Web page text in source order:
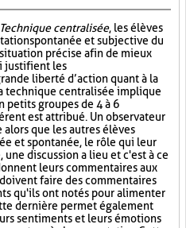
centralisée, les élèves
spontanée et subjective du
précise afin de mieux
justifient les
liberté d’action quant à la
technique centralisée implique
petits groupes de 4 à 6
est attribué. Un observateur
alors que les autres élèves
et spontanée, le rôle qui leur
discussion a lieu et c'est à ce
leurs commentaires aux
faire des commentaires
qu'ils ont notés pour alimenter
dernière permet également
sentiments et leurs émotions